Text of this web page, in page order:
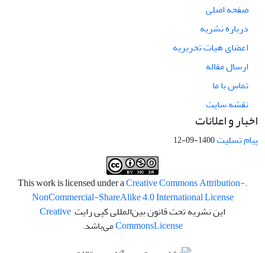
صفحه اصلی
درباره نشریه
اعضای هیات تحریریه
ارسال مقاله
تماس با ما
نقشه سایت
اخبار و اعلانات
پیام تسلیت1400-09-12
.This work is licensed under a
Creative Commons Attribution-
NonCommercial-ShareAlike 4.0 International License
این نشریه تحت قانون بین‌المللی کپی رایت Creative
CommonsLicense می‌باشد.